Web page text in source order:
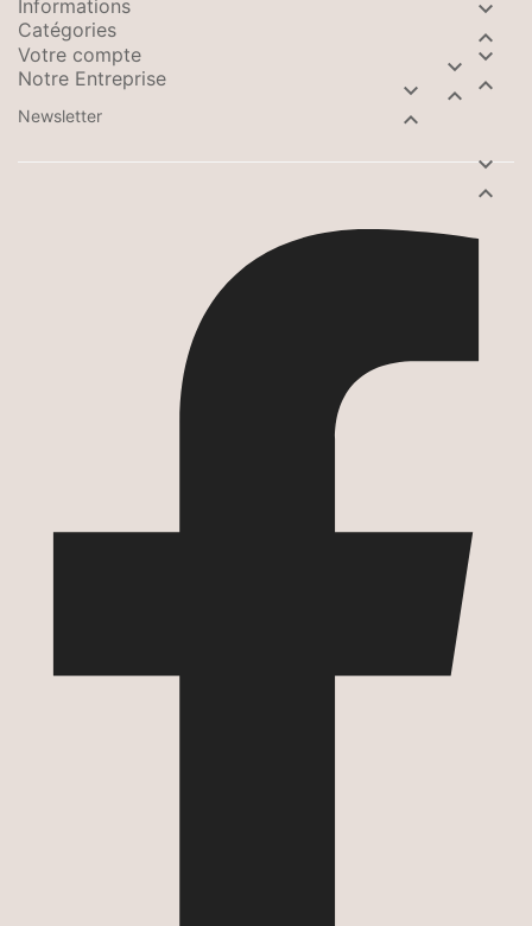
Informations


Catégories


Votre compte


Notre Entreprise


Newsletter

